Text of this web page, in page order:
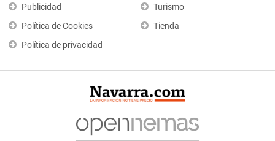
Publicidad
Política de Cookies
Política de privacidad
Turismo
Tienda